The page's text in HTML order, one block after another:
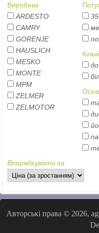
Виробник
ARDESTO
CAMRY
GORENJE
HAUSLICH
MESKO
MONTE
MPM
ZELMER
ZELMOTOR
Впорядкувати за
Авторські права © 2026,